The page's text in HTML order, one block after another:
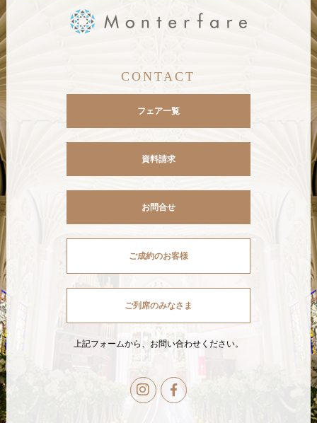
CONTACT
フェア一覧
資料請求
お問合せ
ご成約のお客様
ご列席のみなさま
上記フォームから、お問い合わせください。